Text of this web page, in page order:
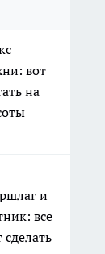
вот
на
и
все